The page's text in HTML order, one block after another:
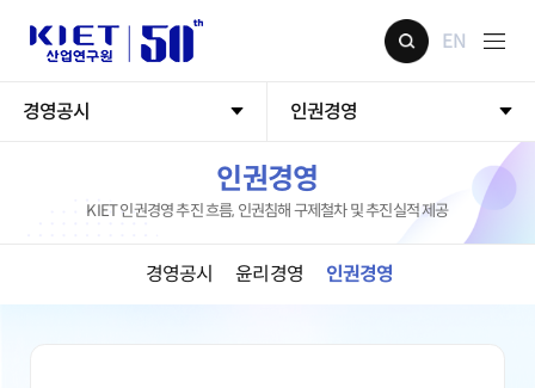
EN
경영공시 인권경영
인권경영
KIET 인권경영 추진 흐름, 인권침해 구제철차 및 추진실적 제공
경영공시 윤리경영 인권경영